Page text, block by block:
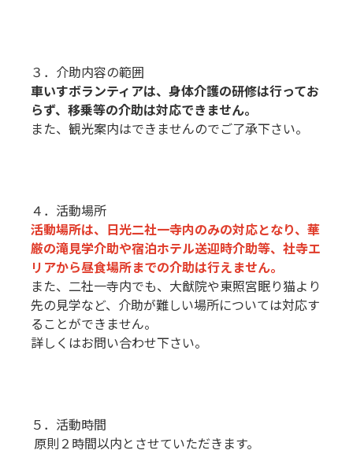
３．介助内容の範囲
車いすボランティアは、身体介護の研修は行ってお
らず、移乗等の介助は対応できません。
また、観光案内はできませんのでご了承下さい。
４．活動場所
活動場所は、日光二社一寺内のみの対応となり、華
厳の滝見学介助や宿泊ホテル送迎時介助等、社寺エ
リアから昼食場所までの介助は行えません。
また、二社一寺内でも、大猷院や東照宮眠り猫より
先の見学など、介助が難しい場所については対応す
ることができません。
詳しくはお問い合わせ下さい。
５．活動時間
原則２時間以内とさせていただきます。